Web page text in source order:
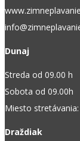
Dunaj
Streda od 09.00 h
Sobota od 09.00h
Miesto
Draždiak